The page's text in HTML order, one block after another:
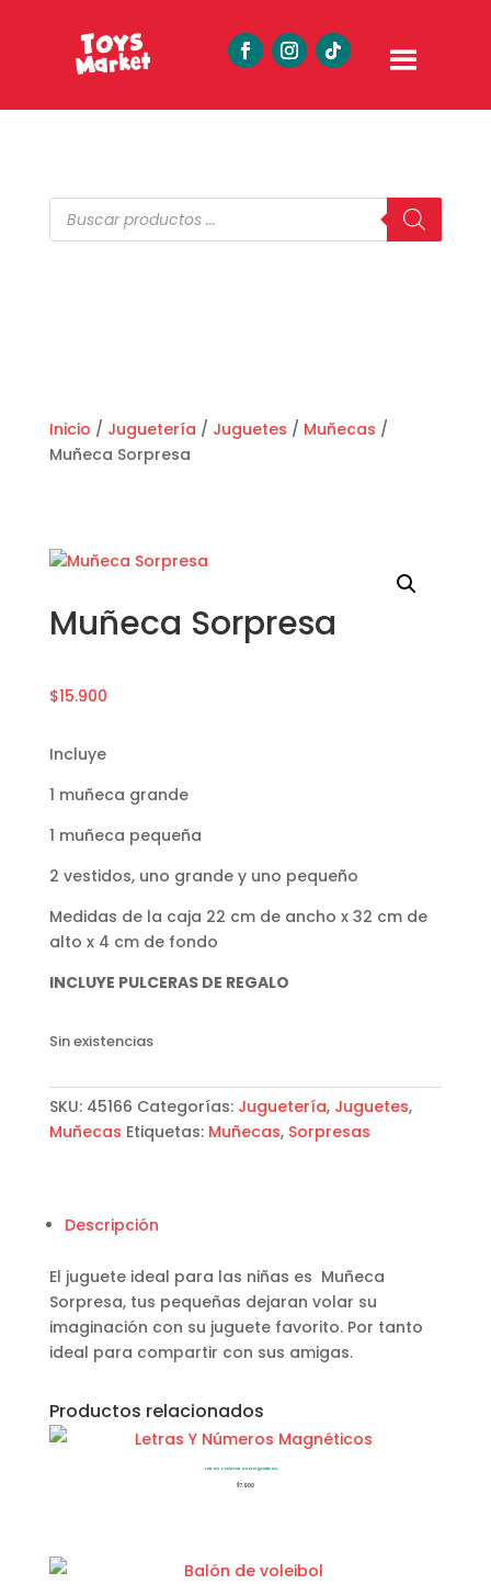
Búsqueda
de
productos
Inicio / Juguetería / Juguetes / Muñecas /
Muñeca Sorpresa
Muñeca Sorpresa
$15.900
Incluye
1 muñeca grande
1 muñeca pequeña
2 vestidos, uno grande y uno pequeño
Medidas de la caja 22 cm de ancho x 32 cm de
alto x 4 cm de fondo
INCLUYE PULCERAS DE REGALO
Sin existencias
SKU: 45166 Categorías: Juguetería, Juguetes,
Muñecas Etiquetas: Muñecas, Sorpresas
Descripción
El juguete ideal para las niñas es Muñeca
Sorpresa, tus pequeñas dejaran volar su
imaginación con su juguete favorito. Por tanto
ideal para compartir con sus amigas.
Productos relacionados
Letras Y Números Magnéticos
$7.900